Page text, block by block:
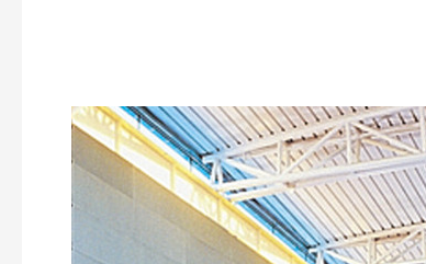
McCarran
Airport,
Las
Vegas